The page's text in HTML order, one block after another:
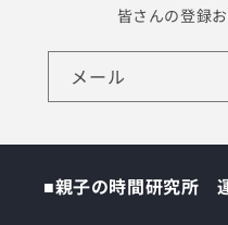
皆さんの登録
メール
■親子の時間研究所